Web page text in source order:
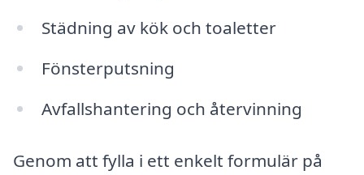
Städning av kök och toaletter
Fönsterputsning
Avfallshantering och återvinning
Genom att fylla i ett enkelt formulär på